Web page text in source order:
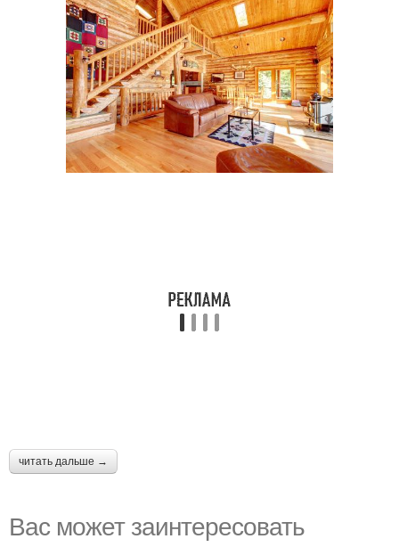
читать дальше →
Вас может заинтересовать